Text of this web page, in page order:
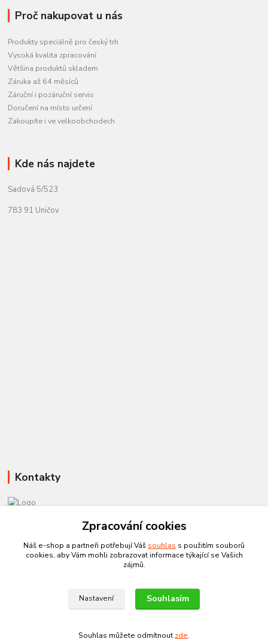
Proč nakupovat u nás
Produkty speciálně pro český trh
Vysoká kvalita zpracování
Většina produktů skladem
Záruka až 64 měsíců
Záruční i pozáruční servis
Doručení na místo určení
Zakoupíte i ve velkoobchodech
Kde nás najdete
Sadová 5/523
783 91 Uničov
Kontakty
info@czechtherm.cz
Zpracování cookies
Náš e-shop a partneři potřebují Váš souhlas s použitím souborů
cookies, aby Vám mohli zobrazovat informace týkající se Vašich
zájmů.
Nastavení Souhlasím
Souhlas můžete odmítnout zde.